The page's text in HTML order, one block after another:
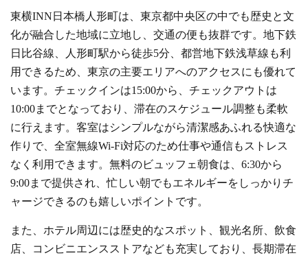
東横INN日本橋人形町は、東京都中央区の中でも歴史と文
化が融合した地域に立地し、交通の便も抜群です。地下鉄
日比谷線、人形町駅から徒歩5分、都営地下鉄浅草線も利
用できるため、東京の主要エリアへのアクセスにも優れて
います。チェックインは15:00から、チェックアウトは
10:00までとなっており、滞在のスケジュール調整も柔軟
に行えます。客室はシンプルながら清潔感あふれる快適な
作りで、全室無線Wi-Fi対応のため仕事や通信もストレス
なく利用できます。無料のビュッフェ朝食は、6:30から
9:00まで提供され、忙しい朝でもエネルギーをしっかりチ
ャージできるのも嬉しいポイントです。
また、ホテル周辺には歴史的なスポット、観光名所、飲食
店、コンビニエンスストアなども充実しており、長期滞在